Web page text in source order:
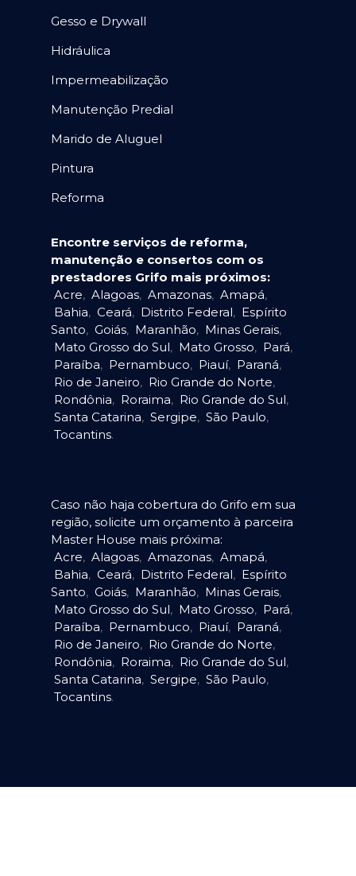
Gesso e Drywall
Hidráulica
Impermeabilização
Manutenção Predial
Marido de Aluguel
Pintura
Reforma
Encontre serviços de reforma,
manutenção e consertos com os
prestadores Grifo mais próximos:
Acre, Alagoas, Amazonas, Amapá,
Bahia, Ceará, Distrito Federal, Espírito
Santo, Goiás, Maranhão, Minas Gerais,
Mato Grosso do Sul, Mato Grosso, Pará,
Paraíba, Pernambuco, Piauí, Paraná,
Rio de Janeiro, Rio Grande do Norte,
Rondônia, Roraima, Rio Grande do Sul,
Santa Catarina, Sergipe, São Paulo,
Tocantins.
Caso não haja cobertura do Grifo em sua
região, solicite um orçamento à parceira
Master House mais próxima:
Acre, Alagoas, Amazonas, Amapá,
Bahia, Ceará, Distrito Federal, Espírito
Santo, Goiás, Maranhão, Minas Gerais,
Mato Grosso do Sul, Mato Grosso, Pará,
Paraíba, Pernambuco, Piauí, Paraná,
Rio de Janeiro, Rio Grande do Norte,
Rondônia, Roraima, Rio Grande do Sul,
Santa Catarina, Sergipe, São Paulo,
Tocantins.